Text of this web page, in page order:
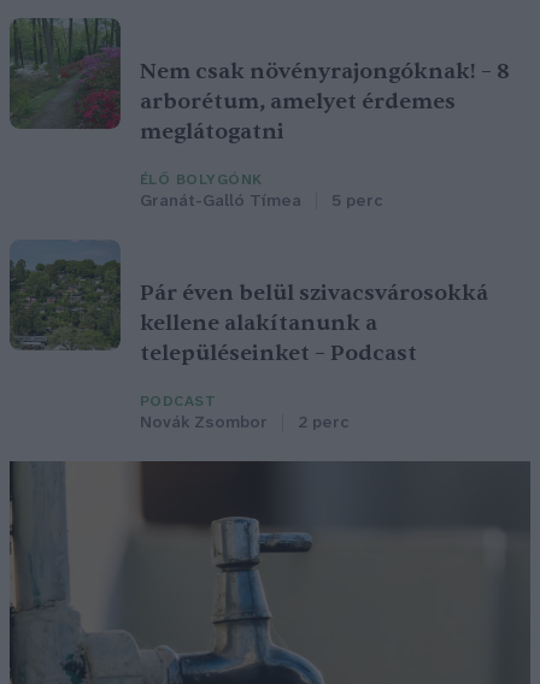
Nem csak növényrajongóknak! – 8
arborétum, amelyet érdemes
meglátogatni
ÉLŐ BOLYGÓNK
Granát-Galló Tímea 5 perc
Pár éven belül szivacsvárosokká
kellene alakítanunk a
településeinket – Podcast
PODCAST
Novák Zsombor 2 perc